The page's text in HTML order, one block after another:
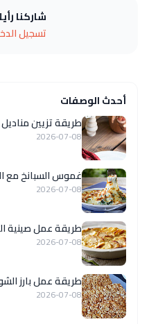
شاركنا
تسجيل
أحدث الوصفات
طريقة تزيين
2026-07-08
غموس السبانخ مع
2026-07-08
طريقة عمل صينية
2026-07-08
طريقة عمل بارز
2026-07-08